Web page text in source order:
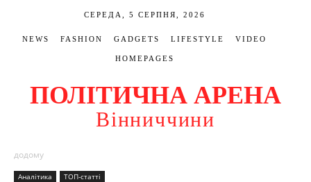
СЕРЕДА, 5 СЕРПНЯ, 2026
NEWS FASHION GADGETS LIFESTYLE VIDEO
HOMEPAGES
ПОЛІТИЧНА АРЕНА
Вінниччини
додому
Аналітика ТОП-статті